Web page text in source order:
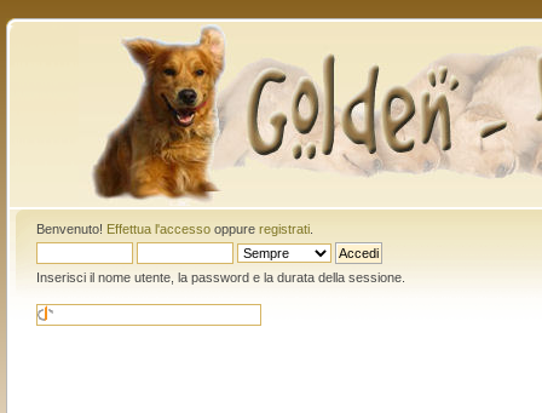
Benvenuto! Effettua l'accessooppure registrati.
Inserisci il nome utente, la password e la durata della sessione.